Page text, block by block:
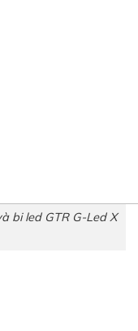
bi led GTR G-Led X